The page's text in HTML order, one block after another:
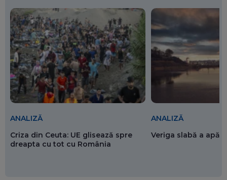
ANALIZĂ
Criza din Ceuta: UE glisează spre
dreapta cu tot cu România
ANALIZĂ
Veriga slabă a